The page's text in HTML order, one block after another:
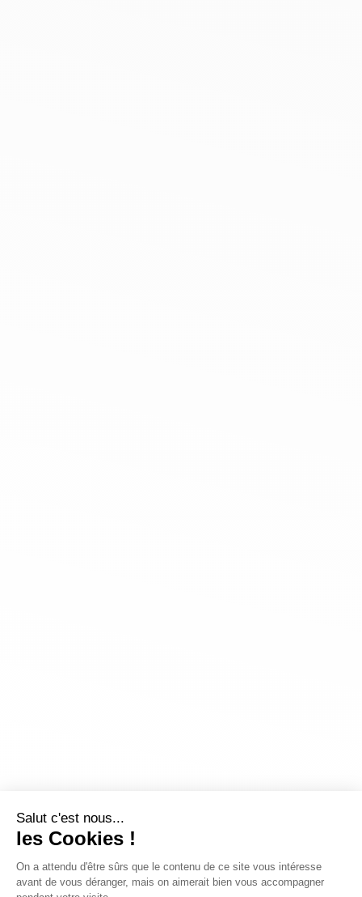
Salut c'est nous...
les Cookies !
On a attendu d'être sûrs que le contenu de ce site vous intéresse
avant de vous déranger, mais on aimerait bien vous accompagner